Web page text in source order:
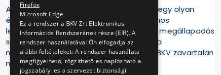
A BKV vezetése szerint a mai aláírással egy olyan
észszerű - a vállalat, valamint a tulajdonos
lehetőségeit maximálisan felhasználó - megállapodás
született, ami megnyugtatóan rendezi a
munkavállalók helyzetét és biztosítja a BKV zavartalan
működését.
Firefox
Microsoft Edge
Ez a rendszer a BKV Zrt Elektronikus
Információs Rendszerének része (EIR). A
rendszer használatával Ön elfogadja az
alábbi feltételeket: A rendszer használata
megfigyelhető, rögzithető es naplózható a
jogszabályi es a szervezet biztonsági